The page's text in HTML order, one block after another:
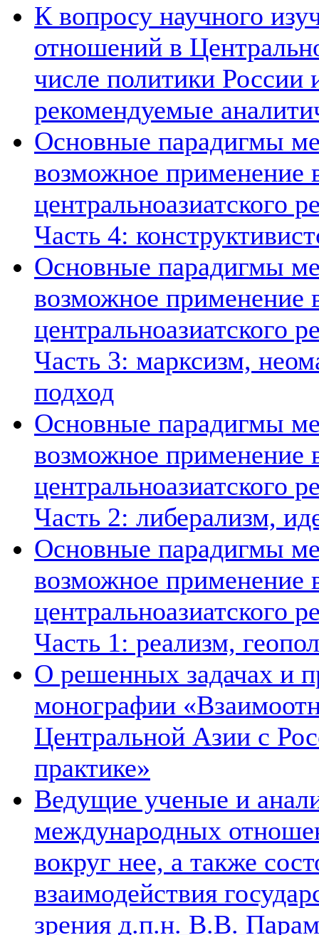
К вопросу научного
отношений в
числе политики России
рекомендуемые
Основные парадигмы
возможное применение
центральноазиатского
Часть 4:
Основные парадигмы
возможное применение
центральноазиатского
Часть 3: марксизм,
подход
Основные парадигмы
возможное применение
центральноазиатского
Часть 2: либерализм,
Основные парадигмы
возможное применение
центральноазиатского
Часть 1: реализм,
О решенных задачах и
монографии
Центральной Азии с
практике»
Ведущие ученые и
международных
вокруг нее, а также
взаимодействия
зрения д.п.н. В.В.